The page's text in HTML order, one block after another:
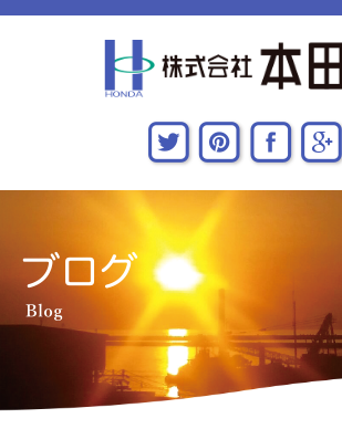
企業情報
CSR活動
主な施工実績
関連会社
お問い合わせ・アクセス